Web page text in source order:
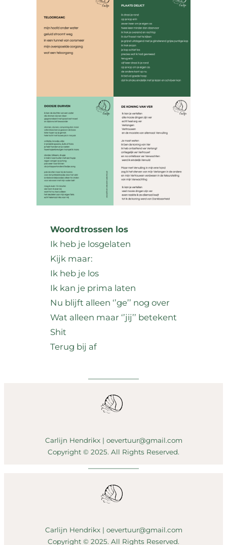
Woordtrossen los
Ik heb je losgelaten
Kijk maar:
Ik heb je los
Ik kan je prima laten
Nu blijft alleen ‘’ge’’ nog over
Wat alleen maar ‘’jij’’ betekent
Shit
Terug bij af
Carlijn Hendrikx | oevertuur@gmail.com
Copyright © 2025. All Rights Reserved.
Carlijn Hendrikx | oevertuur@gmail.com
Copyright © 2025. All Rights Reserved.